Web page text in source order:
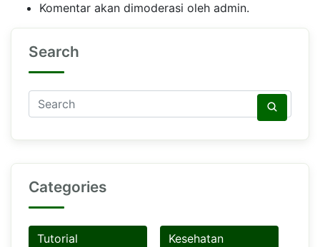
Komentar akan dimoderasi oleh admin.
Search
Categories
Tutorial Kesehatan